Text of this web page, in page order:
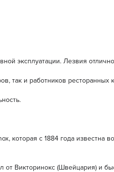
эксплуатации. Лезвия
так и работников ресторанных
которая с 1884 года известна
от Викторинокс (Швейцария) и